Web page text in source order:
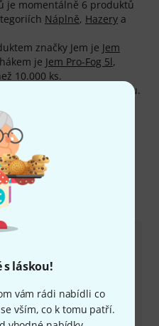
s láskou!
vám rádi nabídli co
vším, co k tomu patří.
je momentálně 6 produktů
Náplně, Hazery a
značky Jem je Jem
je Jem Pro-Fog 5l,
10.000 ks.
Jem 2-letou záruku.
našim
zde:
nás